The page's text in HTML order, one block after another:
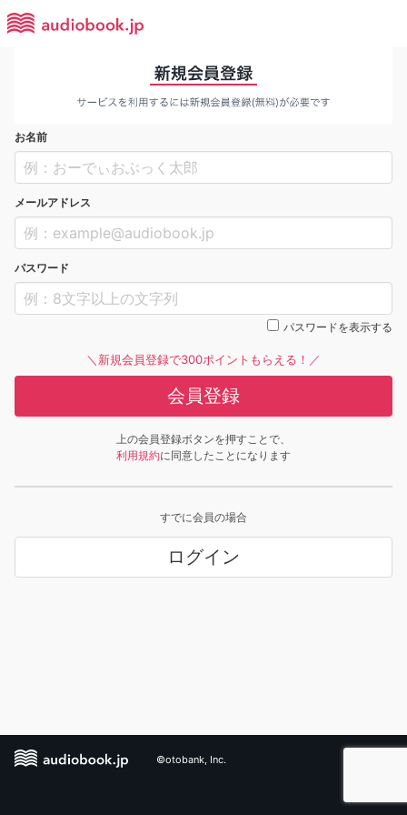
お名前
メールアドレス
パスワード
パスワードを表示する
＼新規会員登録で300ポイントもらえる！／
会員登録
上の会員登録ボタンを押すことで、
利用規約に同意したことになります
すでに会員の場合
ログイン
©otobank, Inc.